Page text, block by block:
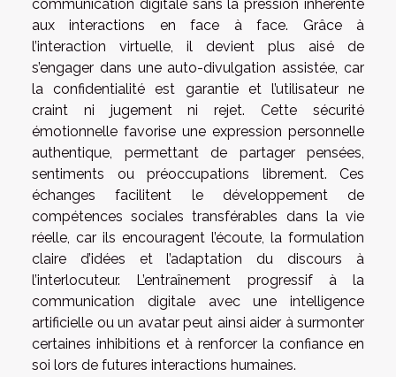
communication digitale sans la pression inhérente
aux interactions en face à face. Grâce à
l’interaction virtuelle, il devient plus aisé de
s’engager dans une auto-divulgation assistée, car
la confidentialité est garantie et l’utilisateur ne
craint ni jugement ni rejet. Cette sécurité
émotionnelle favorise une expression personnelle
authentique, permettant de partager pensées,
sentiments ou préoccupations librement. Ces
échanges facilitent le développement de
compétences sociales transférables dans la vie
réelle, car ils encouragent l’écoute, la formulation
claire d’idées et l’adaptation du discours à
l’interlocuteur. L’entraînement progressif à la
communication digitale avec une intelligence
artificielle ou un avatar peut ainsi aider à surmonter
certaines inhibitions et à renforcer la confiance en
soi lors de futures interactions humaines.